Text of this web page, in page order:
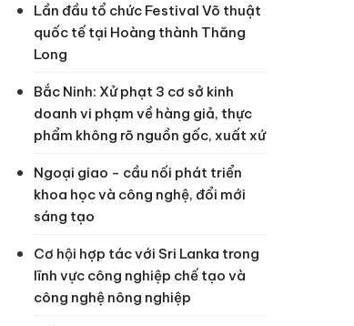
Lần đầu tổ chức Festival Võ thuật
quốc tế tại Hoàng thành Thăng
Long
Bắc Ninh: Xử phạt 3 cơ sở kinh
doanh vi phạm về hàng giả, thực
phẩm không rõ nguồn gốc, xuất xứ
Ngoại giao - cầu nối phát triển
khoa học và công nghệ, đổi mới
sáng tạo
Cơ hội hợp tác với Sri Lanka trong
lĩnh vực công nghiệp chế tạo và
công nghệ nông nghiệp